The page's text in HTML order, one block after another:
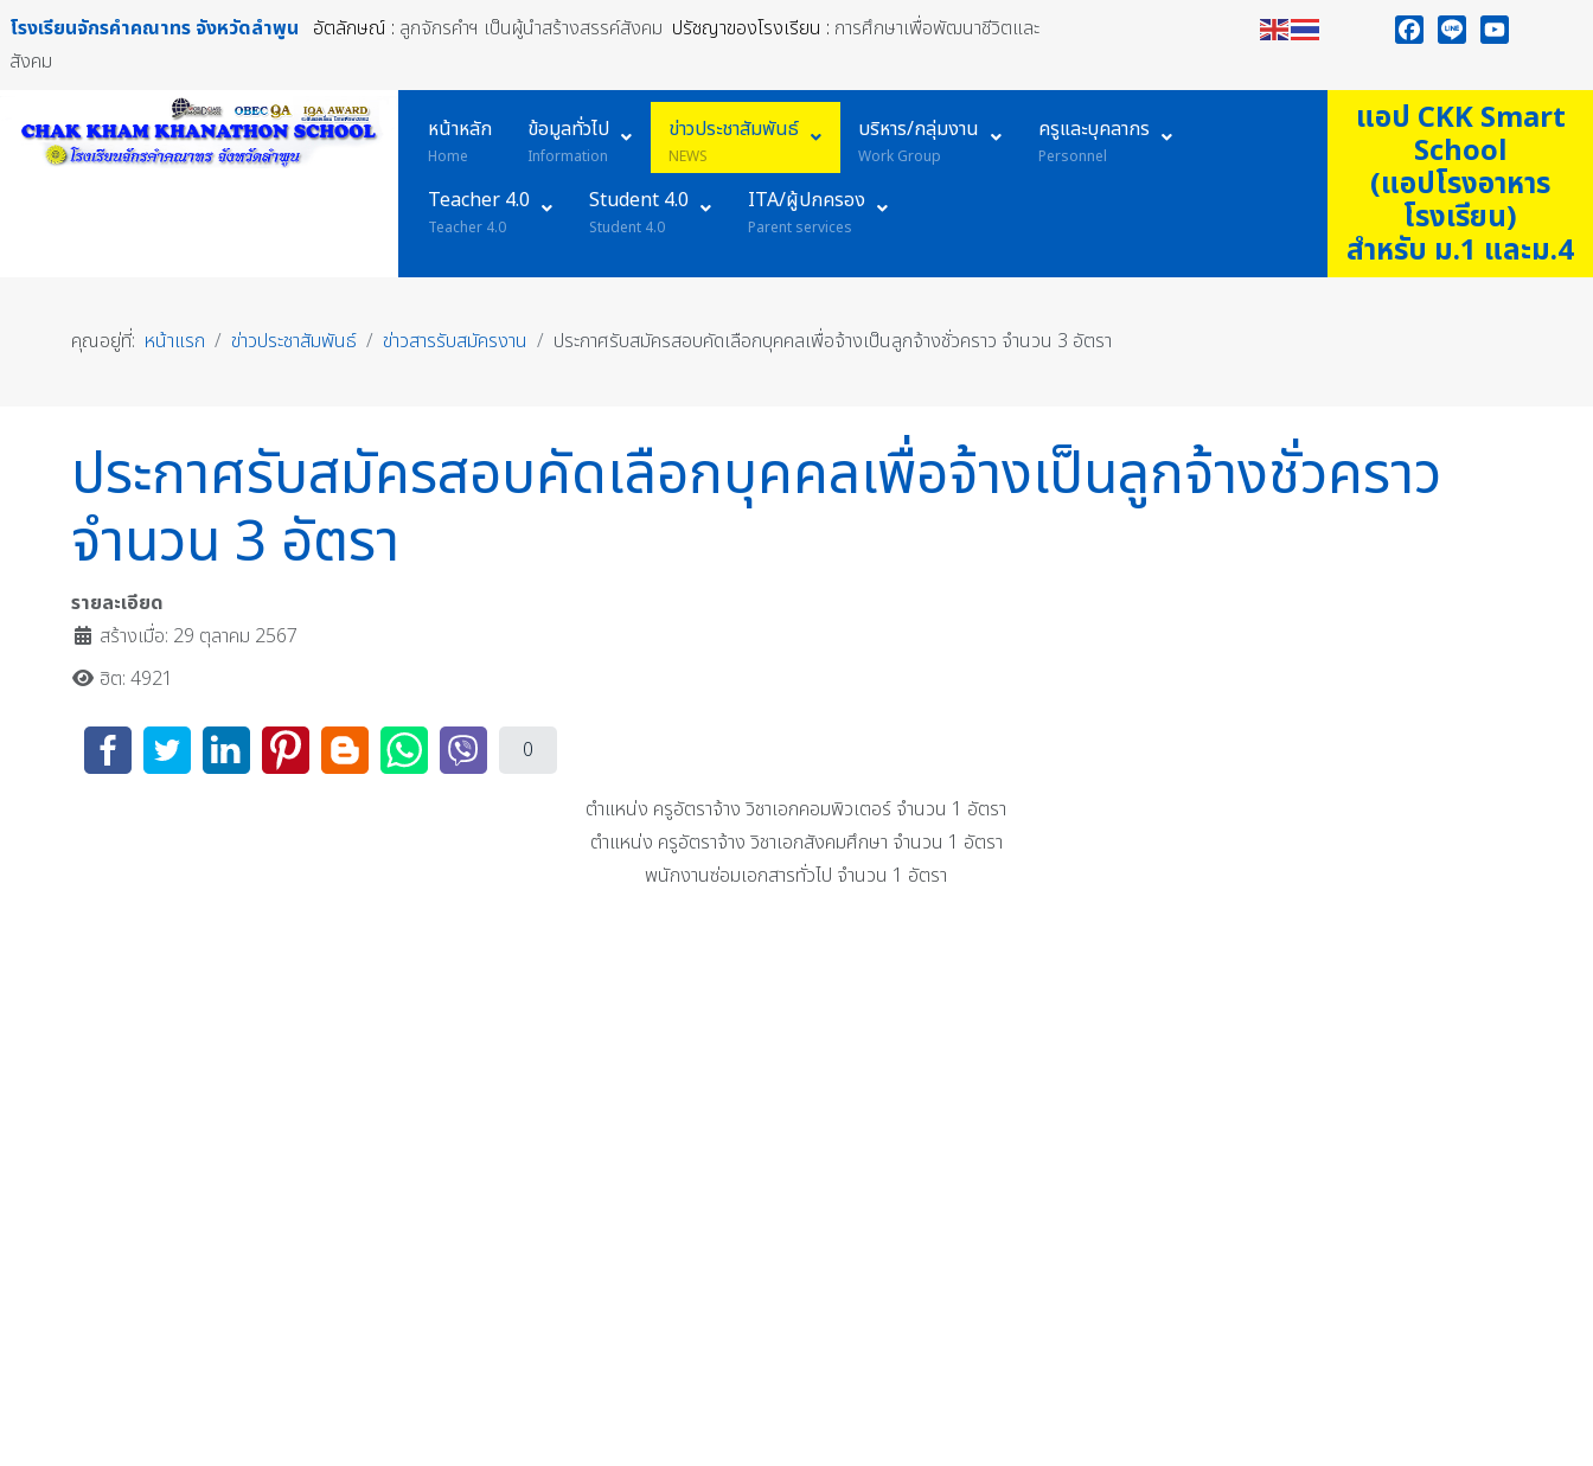
โรงเรียนจักรคำคณาทร จังหวัดลำพูน อัตลักษณ์ : ลูกจักรคำฯ เป็นผู้นำสร้างสรรค์สังคม ปรัชญาของโรงเรียน : การศึกษาเพื่อพัฒนาชีวิตและ
สังคม
หน้าหลัก
Home
ข้อมูลทั่วไป
Information
ข่าวประชาสัมพันธ์
NEWS
บริหาร/กลุ่มงาน
Work Group
ครูและบุคลากร
Personnel
Teacher 4.0
Teacher 4.0
Student 4.0
Student 4.0
ITA/ผู้ปกครอง
Parent services
แอป CKK Smart
School
(แอปโรงอาหาร
โรงเรียน)
สำหรับ ม.1 และม.4
คุณอยู่ที่: หน้าแรก ข่าวประชาสัมพันธ์ ข่าวสารรับสมัครงาน ประกาศรับสมัครสอบคัดเลือกบุคคลเพื่อจ้างเป็นลูกจ้างชั่วคราว จำนวน 3 อัตรา
ประกาศรับสมัครสอบคัดเลือกบุคคลเพื่อจ้างเป็นลูกจ้างชั่วคราว
จำนวน 3 อัตรา
รายละเอียด
สร้างเมื่อ: 29 ตุลาคม 2567
ฮิต: 4921
0
ตำแหน่ง ครูอัตราจ้าง วิชาเอกคอมพิวเตอร์ จำนวน 1 อัตรา
ตำแหน่ง ครูอัตราจ้าง วิชาเอกสังคมศึกษา จำนวน 1 อัตรา
พนักงานซ่อมเอกสารทั่วไป จำนวน 1 อัตรา